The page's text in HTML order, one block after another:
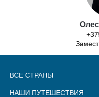
ВСЕ СТРАНЫ
НАШИ ПУТЕШЕСТВИЯ